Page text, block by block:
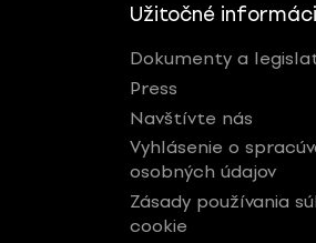
Užitočné
Dokumenty a
Press
Navštívte nás
Vyhlásenie o
osobných údajov
Zásady používania
cookie